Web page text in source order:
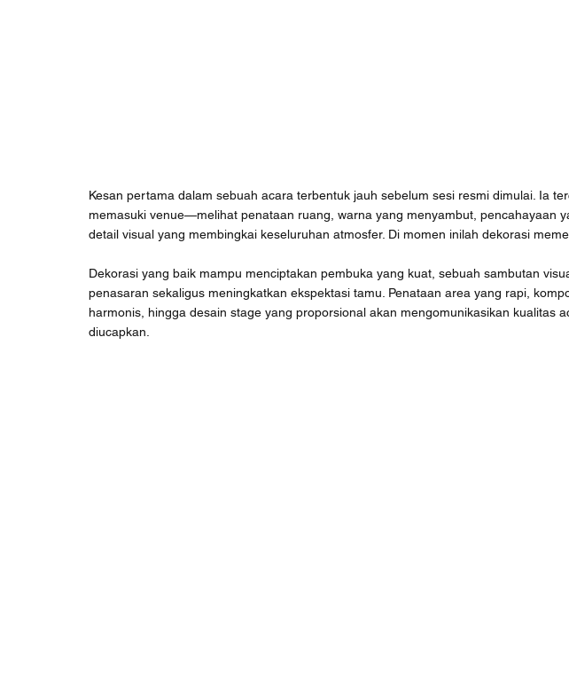
Kesan pertama dalam sebuah acara terbentuk jauh sebelum sesi resmi dimulai. Ia
memasuki venue—melihat penataan ruang, warna yang menyambut, pencahayaan
detail visual yang membingkai keseluruhan atmosfer. Di momen inilah dekorasi
Dekorasi yang baik mampu menciptakan pembuka yang kuat, sebuah sambutan
penasaran sekaligus meningkatkan ekspektasi tamu. Penataan area yang rapi,
harmonis, hingga desain stage yang proporsional akan mengomunikasikan kualitas
diucapkan.